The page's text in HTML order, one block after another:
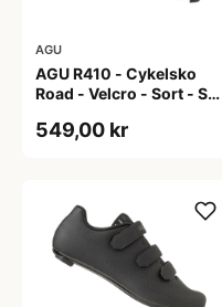
AGU
AGU R410 - Cykelsko
Road - Velcro - Sort - Str.
549,00 kr